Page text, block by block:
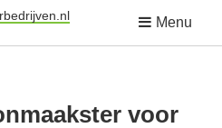
Menu
voor